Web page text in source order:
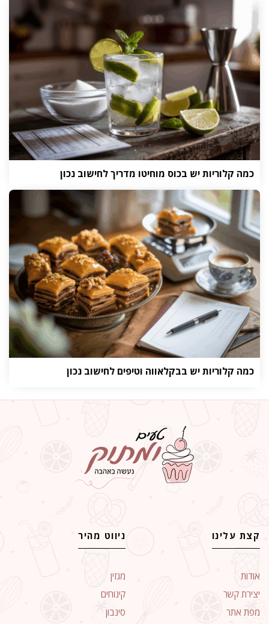
כמה קלוריות יש בכוס מוחיטו מדריך לחישוב נכון
כמה קלוריות יש בבקלאווה וטיפים לחישוב נכון
קצת עלינו
אודות
יצירת קשר
מפת אתר
ניווט מהיר
מגזין
קינוחים
סינבון